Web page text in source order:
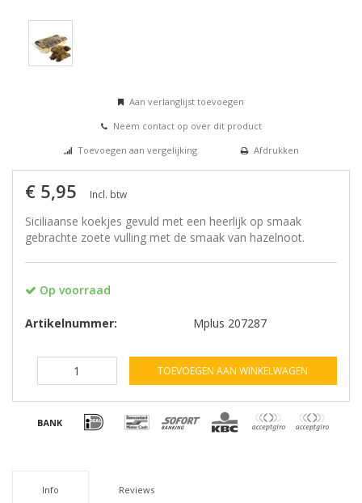
Aan verlanglijst toevoegen
Neem contact op over dit product
Toevoegen aan vergelijking
Afdrukken
€ 5,95 Incl. btw
Siciliaanse koekjes gevuld met een heerlijk op smaak
gebrachte zoete vulling met de smaak van hazelnoot.
Op voorraad
Artikelnummer: Mplus 207287
TOEVOEGEN AAN WINKELWAGEN
Info Reviews